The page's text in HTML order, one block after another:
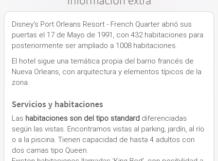
Disney's Port Orleans Resort - French Quarter abrió sus
puertas el 17 de Mayo de 1991, con 432 habitaciones para
posteriormente ser ampliado a 1008 habitaciones.
El hotel sigue una temática propia del barrio francés de
Nueva Orleans, con arquitectura y elementos típicos de la
zona.
Servicios y habitaciones
Las habitaciones son del tipo standard diferenciadas
según las vistas. Encontramos vistas al parking, jardín, al río
o a la piscina. Tienen capacidad de hasta 4 adultos con
dos camas tipo Queen.